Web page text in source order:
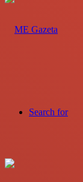
Search for